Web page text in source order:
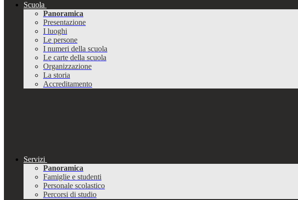
Scuola
Panoramica
Presentazione
I luoghi
Le persone
I numeri della scuola
Le carte della scuola
Organizzazione
La storia
Accreditamento
Servizi
Panoramica
Famiglie e studenti
Personale scolastico
Percorsi di studio